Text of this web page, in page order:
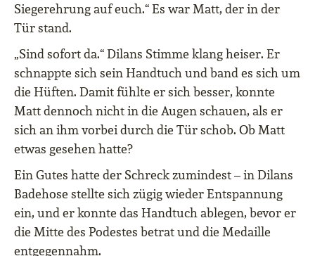
Siegerehrung auf euch.“ Es war Matt, der in der
Tür stand.
„Sind sofort da.“ Dilans Stimme klang heiser. Er
schnappte sich sein Handtuch und band es sich um
die Hüften. Damit fühlte er sich besser, konnte
Matt dennoch nicht in die Augen schauen, als er
sich an ihm vorbei durch die Tür schob. Ob Matt
etwas gesehen hatte?
Ein Gutes hatte der Schreck zumindest – in Dilans
Badehose stellte sich zügig wieder Entspannung
ein, und er konnte das Handtuch ablegen, bevor er
die Mitte des Podestes betrat und die Medaille
entgegennahm.